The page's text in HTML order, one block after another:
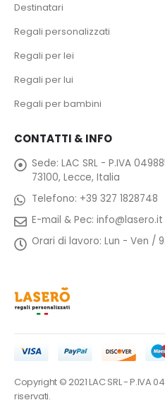
Destinatari
Regali personalizzati
Regali per lei
Regali per lui
Regali per bambini
CONTATTI & INFO
Sede: LAC SRL - P.IVA
73100, Lecce, Italia
Telefono: +39 327 1828748
E-mail & Pec: info@lasero.it
Orari di lavoro: Lun - Ven /
Copyright © 2021 LAC SRL - P.IVA
riservati.